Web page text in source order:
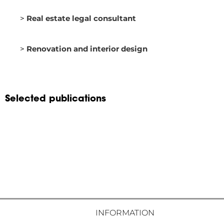
> Real estate legal consultant
> Renovation and interior design
Selected publications
INFORMATION